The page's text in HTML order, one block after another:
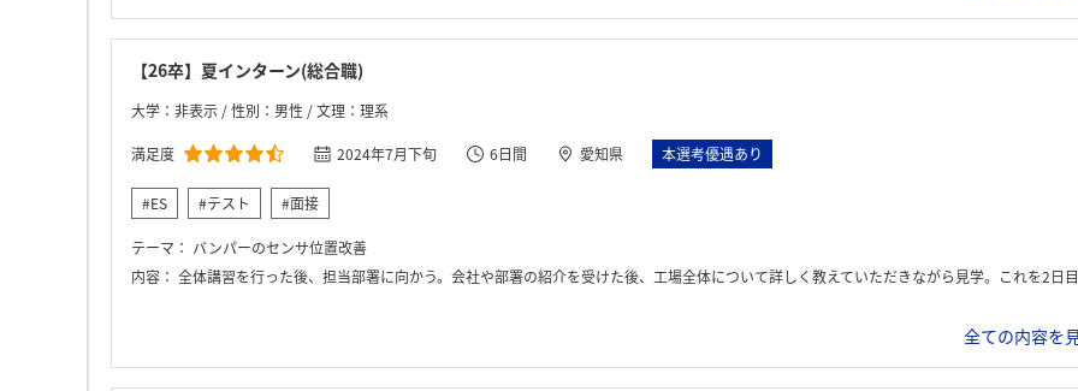
【26卒】夏インターン(総合職)
大学：非表示 / 性別：男性 / 文理：理系
満足度
2024年7月下旬 6日間 愛知県 本選考優遇あり
#ES #テスト #面接
テーマ： バンパーのセンサ位置改善
内容： 全体講習を行った後、担当部署に向かう。会社や部署の紹介を受けた後、工場全体について詳しく教えていただきながら見学。これを2日目まで行った。その後業務の準備を行い、バンパーのセンサ位置についての実験を行う。これをまとめて、5日目に課長クラスの前で発表。また、そののち他の学生と一緒にテーマの内容について共有会を行った。
全ての内容を